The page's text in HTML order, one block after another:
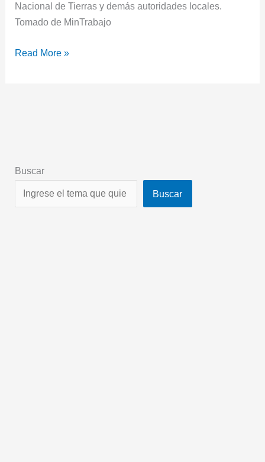
Nacional de Tierras y demás autoridades locales.
Tomado de MinTrabajo
Read More »
Buscar
Buscar